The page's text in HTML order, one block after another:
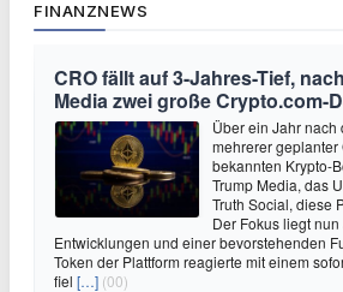
FINANZNEWS
CRO fällt auf 3-Jahres-Tief,
Media zwei große Crypto.com-
Über ein Jahr
mehrerer geplanter
bekannten Krypto-
Trump Media, das
Truth Social, diese
Der Fokus liegt
Entwicklungen und einer bevorstehenden
Token der Plattform reagierte mit einem
fiel […] (00)